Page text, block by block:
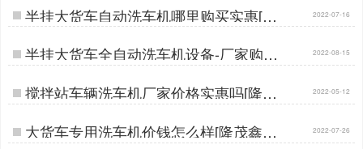
半挂大货车自动洗车机哪里购买实惠[隆
茂鑫晟] …
2022-07-16
半挂大货车全自动洗车机设备-厂家购买
批发价[隆茂鑫晟]…
2022-08-15
搅拌站车辆洗车机厂家价格实惠吗[隆茂
鑫晟]…
2022-05-12
大货车专用洗车机价钱怎么样[隆茂鑫晟]
…
2022-07-26